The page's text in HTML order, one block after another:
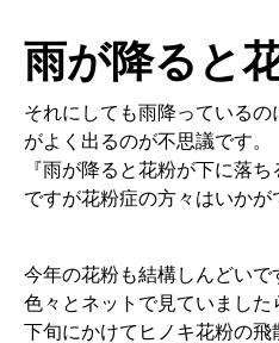
雨が降ると
それにしても雨降っているの
がよく出るのが不思議です。
『雨が降ると花粉が下に落
ですが花粉症の方々はいかが
今年の花粉も結構しんどいで
色々とネットで見ていました
下旬にかけてヒノキ花粉の飛